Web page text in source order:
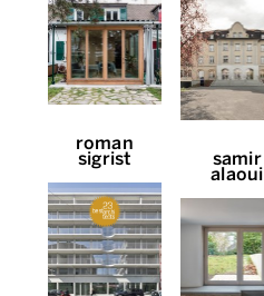
roman
sigrist samir
alaoui